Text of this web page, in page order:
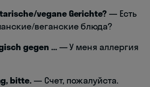
vegane Gerichte? — Есть
веганские блюда?
gegen ...— У меня аллергия
bitte. — Счет, пожалуйста.